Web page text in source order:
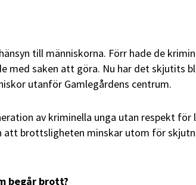
till människorna. Förr hade de
med saken att göra. Nu har det skjutits
utanför Gamlegårdens centrum.
av kriminella unga utan respekt för
brottsligheten minskar utom för
begår brott?